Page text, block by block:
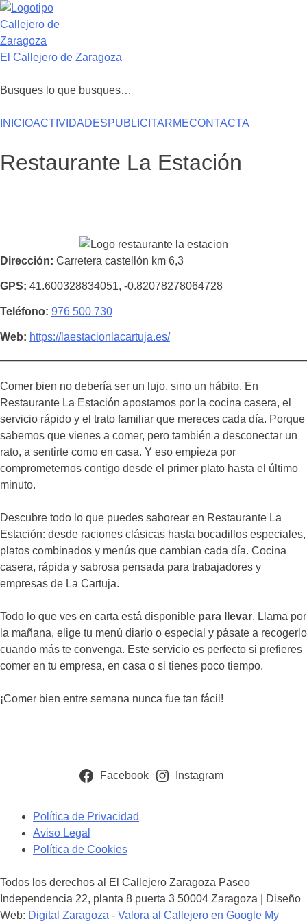
Saltar
al
contenido
El Callejero de Zaragoza
Busques lo que busques…
INICIOACTIVIDADESPUBLICITARMECONTACTA
Restaurante La Estación
Dirección Carretera castellón km 6,3
GPS 41.600328834051, -0.82078278064728
Teléfono 976 500 730
Web https://laestacionlacartuja.es/
Comer bien no debería ser un lujo, sino un hábito. En
Restaurante La Estación apostamos por la cocina casera, el
servicio rápido y el trato familiar que mereces cada día. Porque
sabemos que vienes a comer, pero también a desconectar un
rato, a sentirte como en casa. Y eso empieza por
comprometernos contigo desde el primer plato hasta el último
minuto.
Descubre todo lo que puedes saborear en Restaurante La
Estación: desde raciones clásicas hasta bocadillos especiales,
platos combinados y menús que cambian cada día. Cocina
casera, rápida y sabrosa pensada para trabajadores y
empresas de La Cartuja.
Todo lo que ves en carta está disponible para llevar. Llama por
la mañana, elige tu menú diario o especial y pásate a recogerlo
cuando más te convenga. Este servicio es perfecto si prefieres
comer en tu empresa, en casa o si tienes poco tiempo.
¡Comer bien entre semana nunca fue tan fácil!
Facebook Instagram
Política de Privacidad
Aviso Legal
Política de Cookies
Todos los derechos al El Callejero Zaragoza Paseo
Independencia 22, planta 8 puerta 3 50004 Zaragoza | Diseño
Web: Digital Zaragoza - Valora al Callejero en Google My